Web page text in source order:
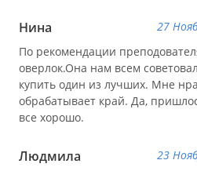
Нина
27
По рекомендации
оверлок.Она нам всем
купить один из лучших. Мне
обрабатывает край. Да,
все хорошо.
Людмила
23